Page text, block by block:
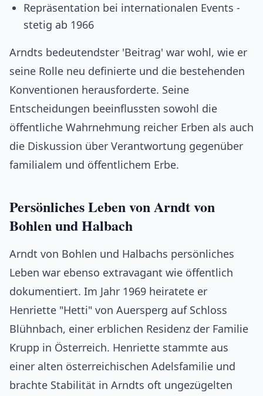
Repräsentation bei internationalen Events -
stetig ab 1966
Arndts bedeutendster 'Beitrag' war wohl, wie er
seine Rolle neu definierte und die bestehenden
Konventionen herausforderte. Seine
Entscheidungen beeinflussten sowohl die
öffentliche Wahrnehmung reicher Erben als auch
die Diskussion über Verantwortung gegenüber
familialem und öffentlichem Erbe.
Persönliches Leben von Arndt von
Bohlen und Halbach
Arndt von Bohlen und Halbachs persönliches
Leben war ebenso extravagant wie öffentlich
dokumentiert. Im Jahr 1969 heiratete er
Henriette "Hetti" von Auersperg auf Schloss
Blühnbach, einer erblichen Residenz der Familie
Krupp in Österreich. Henriette stammte aus
einer alten österreichischen Adelsfamilie und
brachte Stabilität in Arndts oft ungezügelten